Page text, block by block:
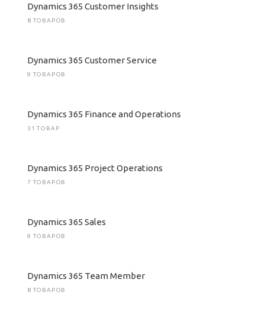
Dynamics 365 Customer Insights
8 ТОВАРОВ
Dynamics 365 Customer Service
9 ТОВАРОВ
Dynamics 365 Finance and Operations
31 ТОВАР
Dynamics 365 Project Operations
7 ТОВАРОВ
Dynamics 365 Sales
9 ТОВАРОВ
Dynamics 365 Team Member
8 ТОВАРОВ